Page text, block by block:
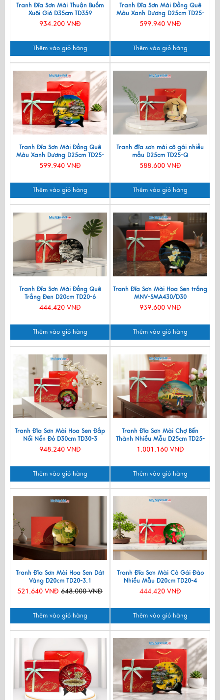
Tranh Đĩa Sơn Mài Thuận Buồm
Xuôi Gió D35cm TD359
934.200 VNĐ
Thêm vào giỏ hàng
Tranh Đĩa Sơn Mài Đồng Quê
Màu Xanh Dương D25cm TD25-
2.2
599.940 VNĐ
Thêm vào giỏ hàng
Tranh Đĩa Sơn Mài Đồng Quê
Màu Xanh Dương D25cm TD25-
2.5
599.940 VNĐ
Thêm vào giỏ hàng
Tranh đĩa sơn mài cô gái nhiều
mẫu D25cm TD25-Q
588.600 VNĐ
Thêm vào giỏ hàng
Tranh Đĩa Sơn Mài Đồng Quê
Trắng Đen D20cm TD20-6
444.420 VNĐ
Thêm vào giỏ hàng
Tranh Đĩa Sơn Mài Hoa Sen trắng
MNV-SMA430/D30
939.600 VNĐ
Thêm vào giỏ hàng
Tranh Đĩa Sơn Mài Hoa Sen Đắp
Nổi Nền Đỏ D30cm TD30-3
948.240 VNĐ
Thêm vào giỏ hàng
Tranh Đĩa Sơn Mài Chợ Bến
Thành Nhiều Mẫu D25cm TD25-
TBL10
1.001.160 VNĐ
Thêm vào giỏ hàng
Tranh Đĩa Sơn Mài Hoa Sen Dát
Vàng D20cm TD20-3.1
521.640 VNĐ 648.000 VNĐ
Thêm vào giỏ hàng
Tranh Đĩa Sơn Mài Cô Gái Đào
Nhiều Mẫu D20cm TD20-4
444.420 VNĐ
Thêm vào giỏ hàng